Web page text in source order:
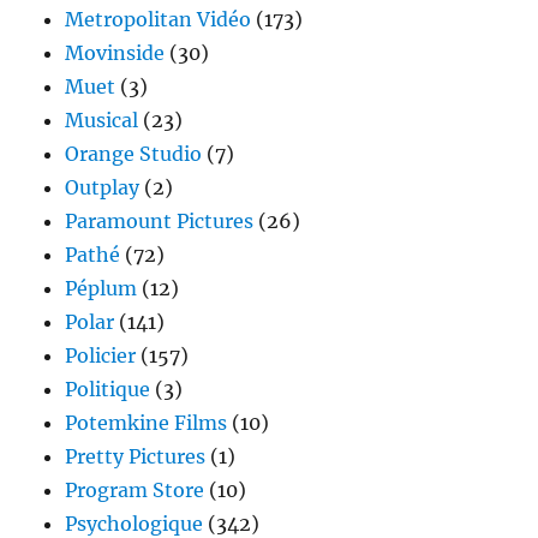
Metropolitan Vidéo (173)
Movinside (30)
Muet (3)
Musical (23)
Orange Studio (7)
Outplay(2)
Paramount Pictures (26)
Pathé (72)
Péplum (12)
Polar (141)
Policier (157)
Politique (3)
Potemkine Films (10)
Pretty Pictures (1)
Program Store (10)
Psychologique (342)